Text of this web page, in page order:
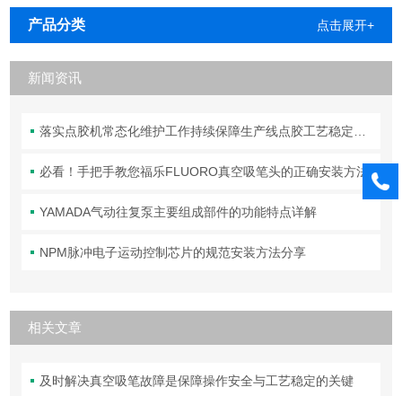
产品分类 点击展开+
新闻资讯
落实点胶机常态化维护工作持续保障生产线点胶工艺稳定合规
必看！手把手教您福乐FLUORO真空吸笔头的正确安装方法
YAMADA气动往复泵主要组成部件的功能特点详解
NPM脉冲电子运动控制芯片的规范安装方法分享
相关文章
及时解决真空吸笔故障是保障操作安全与工艺稳定的关键